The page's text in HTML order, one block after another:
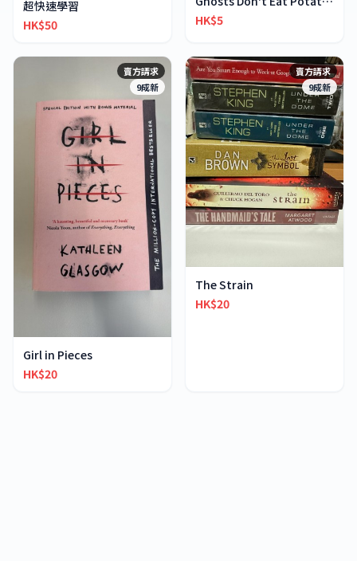
超快速學習
HK$50
HK$5
賣方請求
9成新
Girl in Pieces
HK$20
賣方請求
9成新
The Strain
HK$20